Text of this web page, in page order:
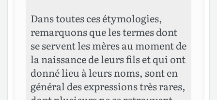
Dans toutes ces étymologies,
remarquons que les termes dont
se servent les mères au moment de
la naissance de leurs fils et qui ont
donné lieu à leurs noms, sont en
général des expressions très rares,